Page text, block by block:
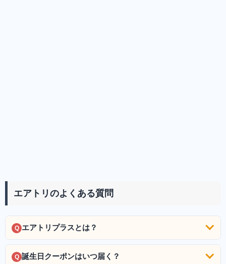
エアトリのよくある質問
Q エアトリプラスとは？
Q 誕生日クーポンはいつ届く？